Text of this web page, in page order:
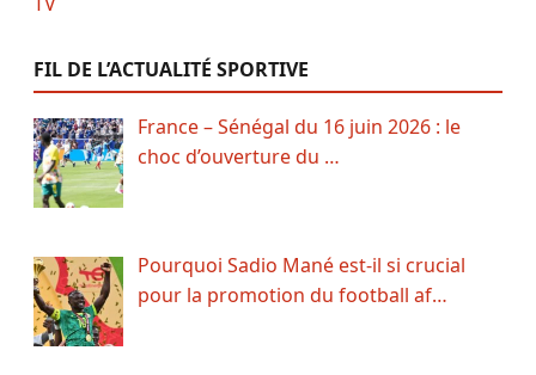
FIL DE L’ACTUALITÉ SPORTIVE
France – Sénégal du 16 juin 2026 : le
choc d’ouverture du …
Pourquoi Sadio Mané est-il si crucial
pour la promotion du football af…